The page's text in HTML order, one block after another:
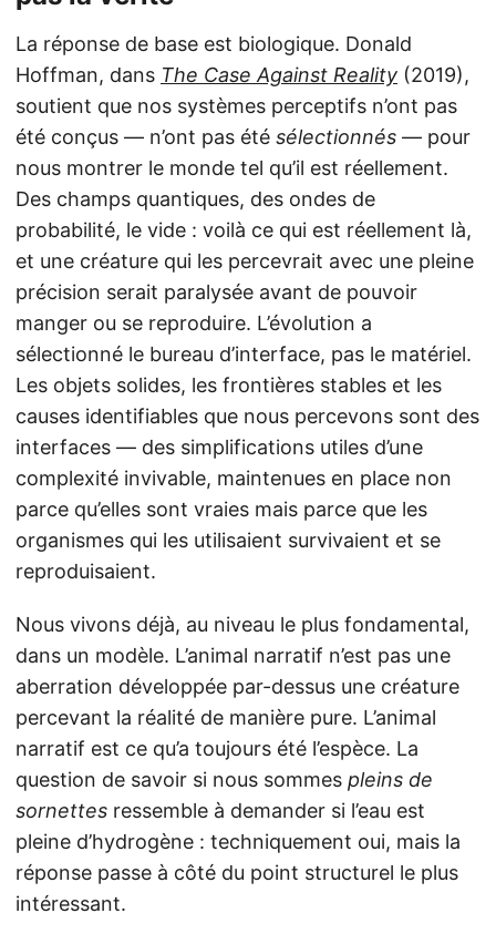
La réponse de base est biologique. Donald
Hoffman, dans The Case Against Reality (2019),
soutient que nos systèmes perceptifs n’ont pas
été conçus — n’ont pas été sélectionnés — pour
nous montrer le monde tel qu’il est réellement.
Des champs quantiques, des ondes de
probabilité, le vide : voilà ce qui est réellement là,
et une créature qui les percevrait avec une pleine
précision serait paralysée avant de pouvoir
manger ou se reproduire. L’évolution a
sélectionné le bureau d’interface, pas le matériel.
Les objets solides, les frontières stables et les
causes identifiables que nous percevons sont des
interfaces — des simplifications utiles d’une
complexité invivable, maintenues en place non
parce qu’elles sont vraies mais parce que les
organismes qui les utilisaient survivaient et se
reproduisaient.
Nous vivons déjà, au niveau le plus fondamental,
dans un modèle. L’animal narratif n’est pas une
aberration développée par-dessus une créature
percevant la réalité de manière pure. L’animal
narratif est ce qu’a toujours été l’espèce. La
question de savoir si nous sommes pleins de
sornettes ressemble à demander si l’eau est
pleine d’hydrogène : techniquement oui, mais la
réponse passe à côté du point structurel le plus
intéressant.